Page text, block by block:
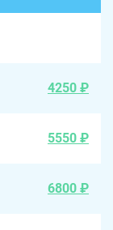
4250 ₽
5550 ₽
6800 ₽